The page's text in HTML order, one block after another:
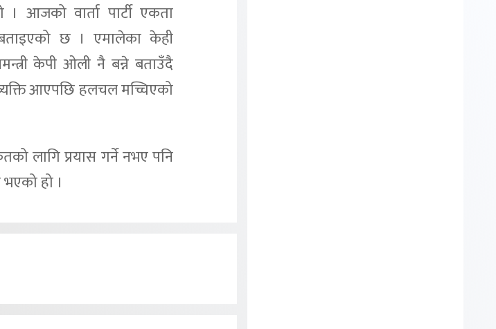
। आजको वार्ता पार्टी एकता
बताइएको छ । एमालेका केही
केपी ओली नै बन्ने बताउँदै
आएपछि हलचल मच्चिएको
लागि प्रयास गर्ने नभए पनि
हो ।